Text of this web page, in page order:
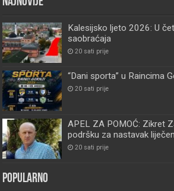
Kalesijsko ljeto 2026: U
saobraćaja
20 sati prije
“Dani sporta” u Raincima
20 sati prije
APEL ZA POMOĆ: Zikret
podršku za nastavak
20 sati prije
Popularno